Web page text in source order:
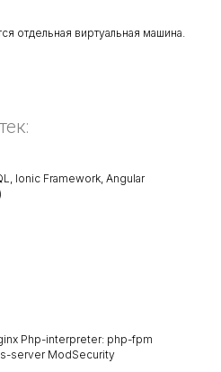
отдельная виртуальная машина.
Ionic Framework, Angular
Php-interpreter: php-fpm
server ModSecurity